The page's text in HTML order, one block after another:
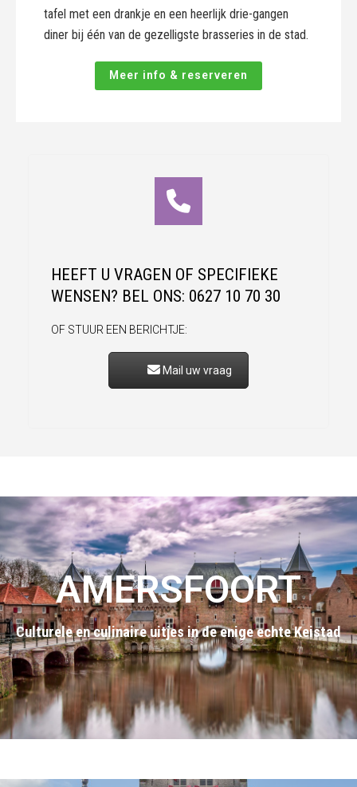
tafel met een drankje en een heerlijk drie-gangen
diner bij één van de gezelligste brasseries in de stad.
Meer info & reserveren
HEEFT U VRAGEN OF SPECIFIEKE
WENSEN? BEL ONS: 0627 10 70 30
OF STUUR EEN BERICHTJE:
Mail uw vraag
AMERSFOORT
Culturele en culinaire uitjes in de enige echte Keistad